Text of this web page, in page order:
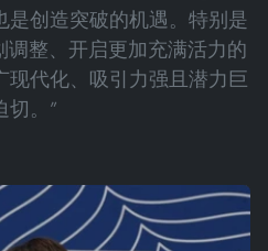
是创造突破的机遇。特别是
调整、开启更加充满活力的
代化、吸引力强且潜力巨
切。”